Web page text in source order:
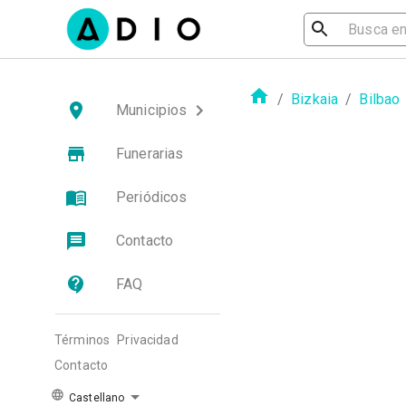
Municipios
Funerarias
Periódicos
Contacto
FAQ
Términos
Privacidad
Contacto
Castellano
/ Bizkaia / Bilbao